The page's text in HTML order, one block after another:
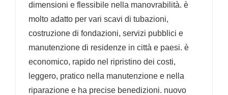
dimensioni e flessibile nella manovrabilità. è
molto adatto per vari scavi di tubazioni,
costruzione di fondazioni, servizi pubblici e
manutenzione di residenze in città e paesi. è
economico, rapido nel ripristino dei costi,
leggero, pratico nella manutenzione e nella
riparazione e ha precise benedizioni. nuovo